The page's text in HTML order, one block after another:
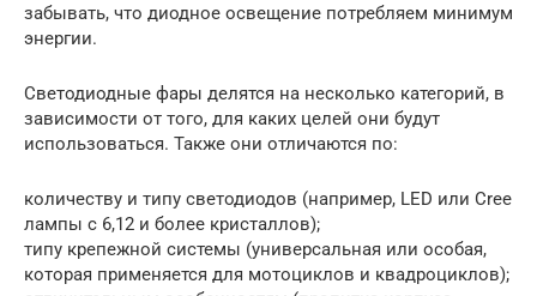
забывать, что диодное освещение потребляем минимум
энергии.
Светодиодные фары делятся на несколько категорий, в
зависимости от того, для каких целей они будут
использоваться. Также они отличаются по:
количеству и типу светодиодов (например, LED или Cree
лампы с 6,12 и более кристаллов);
типу крепежной системы (универсальная или особая,
которая применяется для мотоциклов и квадроциклов);